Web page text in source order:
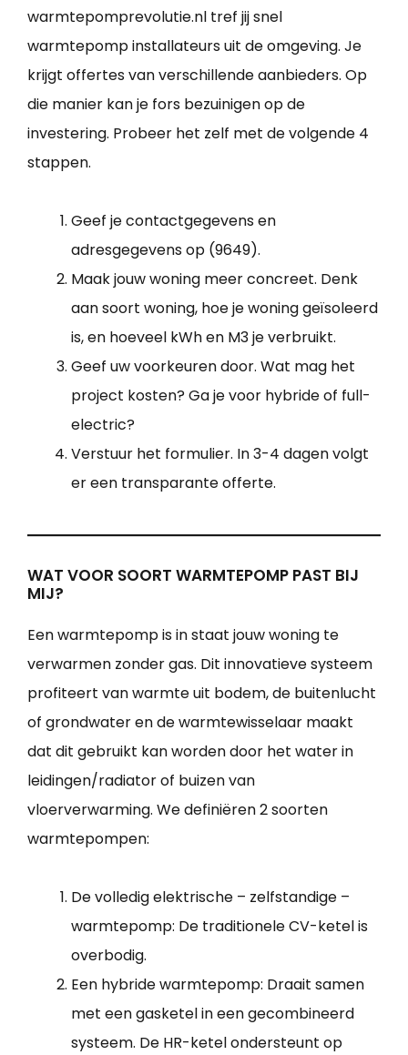
warmtepomprevolutie.nl tref jij snel
warmtepomp installateurs uit de omgeving. Je
krijgt offertes van verschillende aanbieders. Op
die manier kan je fors bezuinigen op de
investering. Probeer het zelf met de volgende 4
stappen.
Geef je contactgegevens en
adresgegevens op (9649).
Maak jouw woning meer concreet. Denk
aan soort woning, hoe je woning geïsoleerd
is, en hoeveel kWh en M3 je verbruikt.
Geef uw voorkeuren door. Wat mag het
project kosten? Ga je voor hybride of full-
electric?
Verstuur het formulier. In 3-4 dagen volgt
er een transparante offerte.
WAT VOOR SOORT WARMTEPOMP PAST BIJ
MIJ?
Een warmtepomp is in staat jouw woning te
verwarmen zonder gas. Dit innovatieve systeem
profiteert van warmte uit bodem, de buitenlucht
of grondwater en de warmtewisselaar maakt
dat dit gebruikt kan worden door het water in
leidingen/radiator of buizen van
vloerverwarming. We definiëren 2 soorten
warmtepompen:
De volledig elektrische – zelfstandige –
warmtepomp: De traditionele CV-ketel is
overbodig.
Een hybride warmtepomp: Draait samen
met een gasketel in een gecombineerd
systeem. De HR-ketel ondersteunt op